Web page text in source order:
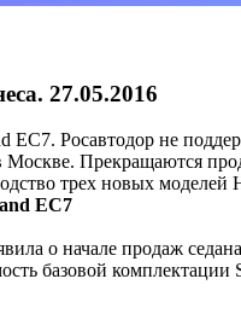
27.05.2016
EC7. Росавтодор не
Москве. Прекращаются
трех новых моделей
EC7
о начале продаж
базовой комплектации